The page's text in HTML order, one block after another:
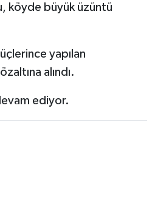
köyde büyük üzüntü
yapılan
alındı.
ediyor.